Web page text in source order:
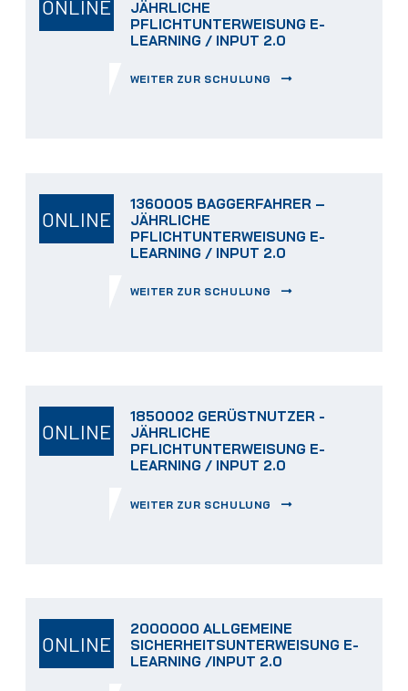
ONLINE
JÄHRLICHE
PFLICHTUNTERWEISUNG E-
LEARNING / INPUT 2.0
WEITER ZUR SCHULUNG
ONLINE
1360005 BAGGERFAHRER –
JÄHRLICHE
PFLICHTUNTERWEISUNG E-
LEARNING / INPUT 2.0
WEITER ZUR SCHULUNG
ONLINE
1850002 GERÜSTNUTZER -
JÄHRLICHE
PFLICHTUNTERWEISUNG E-
LEARNING / INPUT 2.0
WEITER ZUR SCHULUNG
ONLINE
2000000 ALLGEMEINE
SICHERHEITSUNTERWEISUNG E-
LEARNING /INPUT 2.0